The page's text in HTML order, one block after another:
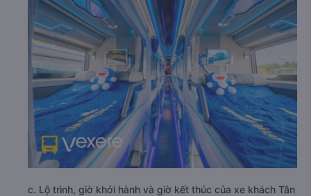
c. Lộ trình, giờ khởi hành và giờ kết thúc của xe khách Tân